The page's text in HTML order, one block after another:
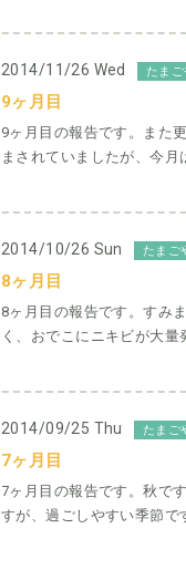
2014/11/26 Wed たまご
9ヶ月目
9ヶ月目の報告です。また
まされていましたが、今
2014/10/26 Sun たまご
8ヶ月目
8ヶ月目の報告です。すみ
く、おでこにニキビが大
2014/09/25 Thu たまご
7ヶ月目
7ヶ月目の報告です。秋で
すが、過ごしやすい季節で